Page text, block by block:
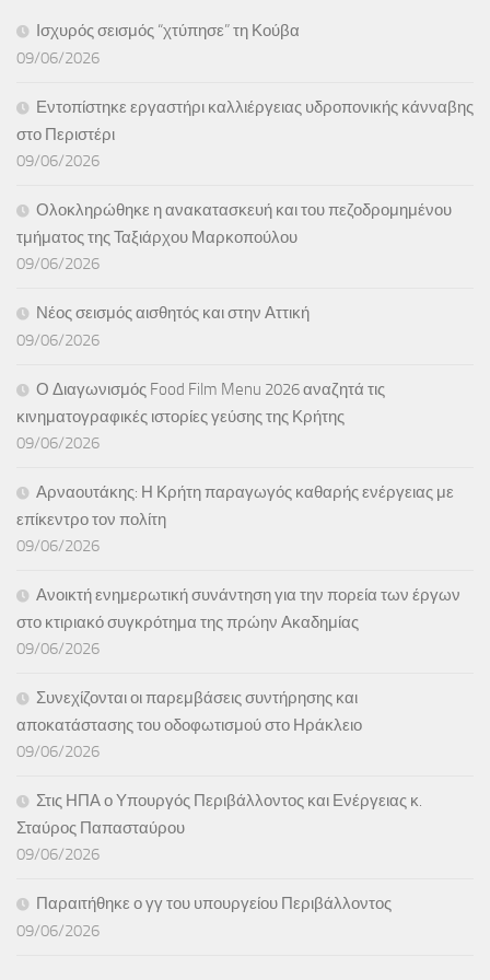
Ισχυρός σεισμός “χτύπησε” τη Κούβα
09/06/2026
Εντοπίστηκε εργαστήρι καλλιέργειας υδροπονικής κάνναβης
στο Περιστέρι
09/06/2026
Ολοκληρώθηκε η ανακατασκευή και του πεζοδρομημένου
τμήματος της Ταξιάρχου Μαρκοπούλου
09/06/2026
Νέος σεισμός αισθητός και στην Αττική
09/06/2026
Ο Διαγωνισμός Food Film Menu 2026 αναζητά τις
κινηματογραφικές ιστορίες γεύσης της Κρήτης
09/06/2026
Αρναουτάκης: Η Κρήτη παραγωγός καθαρής ενέργειας με
επίκεντρο τον πολίτη
09/06/2026
Ανοικτή ενημερωτική συνάντηση για την πορεία των έργων
στο κτιριακό συγκρότημα της πρώην Ακαδημίας
09/06/2026
Συνεχίζονται οι παρεμβάσεις συντήρησης και
αποκατάστασης του οδοφωτισμού στο Ηράκλειο
09/06/2026
Στις ΗΠΑ ο Υπουργός Περιβάλλοντος και Ενέργειας κ.
Σταύρος Παπασταύρου
09/06/2026
Παραιτήθηκε ο γγ του υπουργείου Περιβάλλοντος
09/06/2026